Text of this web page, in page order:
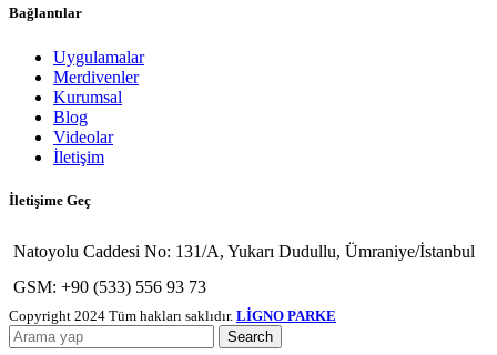
Bağlantılar
Uygulamalar
Merdivenler
Kurumsal
Blog
Videolar
İletişim
İletişime Geç
Natoyolu Caddesi No: 131/A, Yukarı Dudullu, Ümraniye/İstanbul
GSM: +90 (533) 556 93 73
Copyright 2024 Tüm hakları saklıdır. LİGNO PARKE
Search